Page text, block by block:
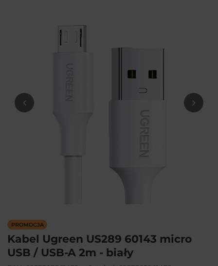
PROMOCJA
Kabel Ugreen US289 60143 micro
USB / USB-A 2m - biały